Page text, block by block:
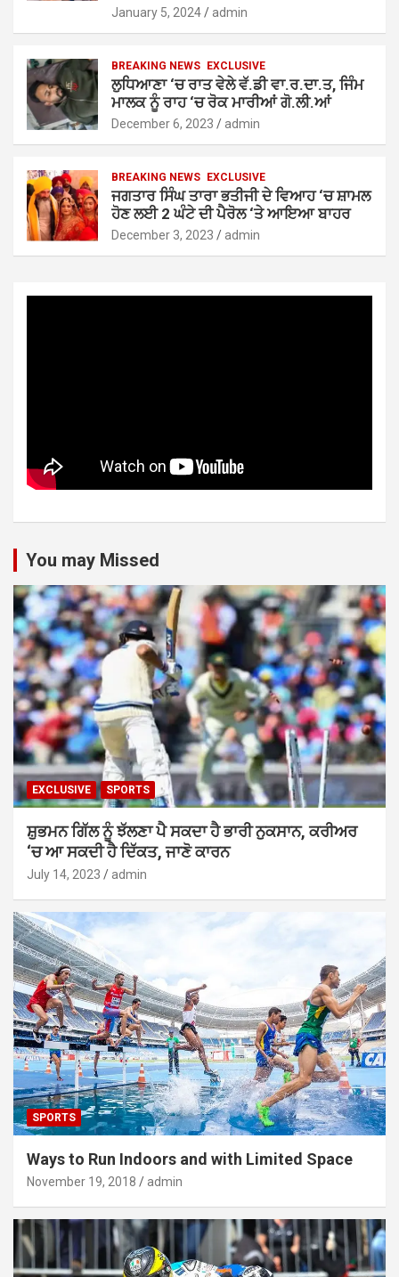
January 5, 2024 admin
BREAKING NEWS EXCLUSIVE
ਲੁਧਿਆਣਾ ‘ਚ ਰਾਤ ਵੇਲੇ ਵੱ.ਡੀ ਵਾ.ਰ.ਦਾ.ਤ, ਜਿੰਮ
ਮਾਲਕ ਨੂੰ ਰਾਹ ‘ਚ ਰੋਕ ਮਾਰੀਆਂ ਗੋ.ਲੀ.ਆਂ
December 6, 2023 admin
BREAKING NEWS EXCLUSIVE
ਜਗਤਾਰ ਸਿੰਘ ਤਾਰਾ ਭਤੀਜੀ ਦੇ ਵਿਆਹ ‘ਚ ਸ਼ਾਮਲ
ਹੋਣ ਲਈ 2 ਘੰਟੇ ਦੀ ਪੈਰੋਲ ‘ਤੇ ਆਇਆ ਬਾਹਰ
December 3, 2023 admin
You may Missed
EXCLUSIVE SPORTS
ਸ਼ੁਭਮਨ ਗਿੱਲ ਨੂੰ ਝੱਲਣਾ ਪੈ ਸਕਦਾ ਹੈ ਭਾਰੀ ਨੁਕਸਾਨ, ਕਰੀਅਰ
‘ਚ ਆ ਸਕਦੀ ਹੈ ਦਿੱਕਤ, ਜਾਣੋ ਕਾਰਨ
July 14, 2023 admin
SPORTS
Ways to Run Indoors and with Limited Space
November 19, 2018 admin